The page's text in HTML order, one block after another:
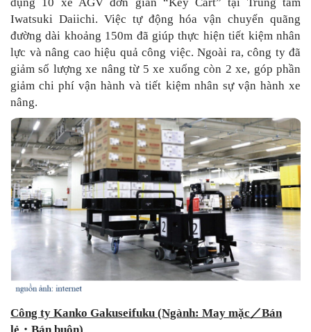
Iwatsuki Daiichi. Việc tự động hóa vận chuyển quãng
đường dài khoảng 150m đã giúp thực hiện tiết kiệm nhân
lực và nâng cao hiệu quả công việc. Ngoài ra, công ty đã
giảm số lượng xe nâng từ 5 xe xuống còn 2 xe, góp phần
giảm chi phí vận hành và tiết kiệm nhân sự vận hành xe
nâng.
Công ty Kanko Gakuseifuku (Ngành: May mặc／Bán